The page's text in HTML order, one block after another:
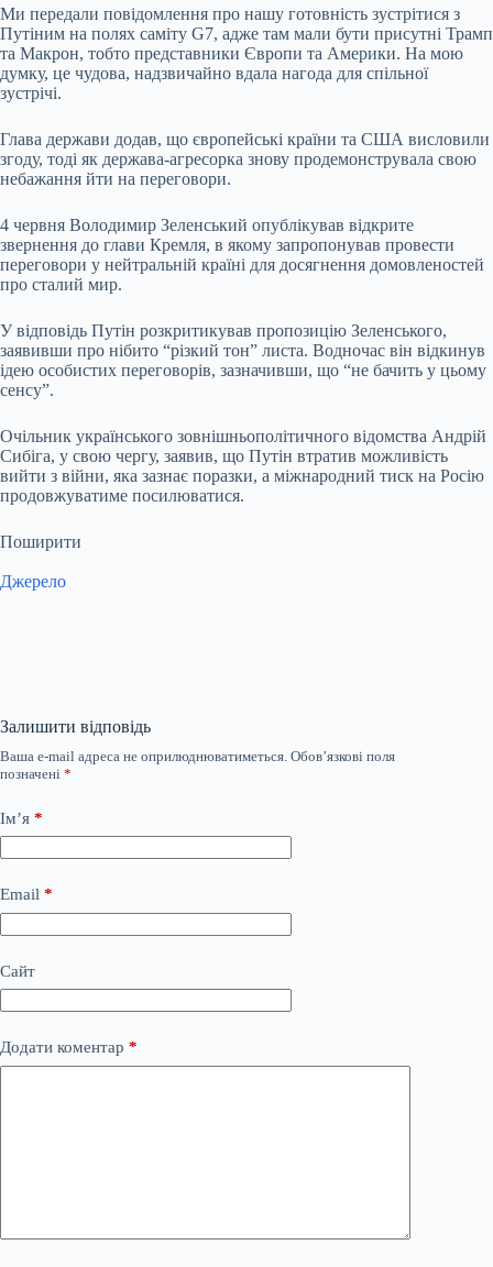
Ми передали повідомлення про нашу готовність зустрітися з
Путіним на полях саміту G7, адже там мали бути присутні Трамп
та Макрон, тобто представники Європи та Америки. На мою
думку, це чудова, надзвичайно вдала нагода для спільної
зустрічі.
Глава держави додав, що європейські країни та США висловили
згоду, тоді як держава-агресорка знову продемонструвала свою
небажання йти на переговори.
4 червня Володимир Зеленський опублікував відкрите
звернення до глави Кремля, в якому запропонував провести
переговори у нейтральній країні для досягнення домовленостей
про сталий мир.
У відповідь Путін розкритикував пропозицію Зеленського,
заявивши про нібито “різкий тон” листа. Водночас він відкинув
ідею особистих переговорів, зазначивши, що “не бачить у цьому
сенсу”.
Очільник українського зовнішньополітичного відомства Андрій
Сибіга, у свою чергу, заявив, що Путін втратив можливість
вийти з війни, яка зазнає поразки, а міжнародний тиск на Росію
продовжуватиме посилюватися.
Поширити
Джерело
Залишити відповідь
Ваша e-mail адреса не оприлюднюватиметься. Обов’язкові поля
позначені *
Ім’я *
Email *
Сайт
Додати коментар *